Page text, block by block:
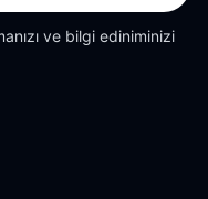
ve bilgi ediniminizi